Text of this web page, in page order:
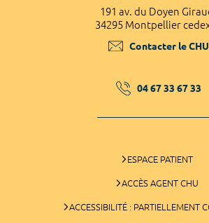
191 av. du Doyen
34295 Montpellier
Contacter le CHU
04 67 33 67 33
ESPACE PATIENT
ACCÈS AGENT CHU
ACCESSIBILITÉ : PARTIELLEMENT